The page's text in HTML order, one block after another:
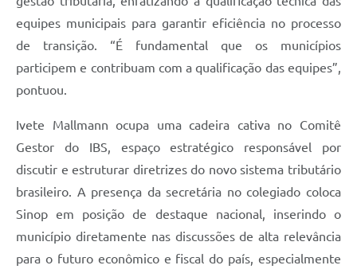
equipes municipais para garantir eficiência no processo
de transição. “É fundamental que os municípios
participem e contribuam com a qualificação das equipes”,
pontuou.
Ivete Mallmann ocupa uma cadeira cativa no Comitê
Gestor do IBS, espaço estratégico responsável por
discutir e estruturar diretrizes do novo sistema tributário
brasileiro. A presença da secretária no colegiado coloca
Sinop em posição de destaque nacional, inserindo o
município diretamente nas discussões de alta relevância
para o futuro econômico e fiscal do país, especialmente